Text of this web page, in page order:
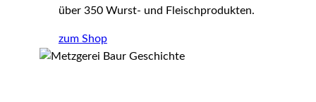
über 350 Wurst- und Fleischprodukten.
zum Shop